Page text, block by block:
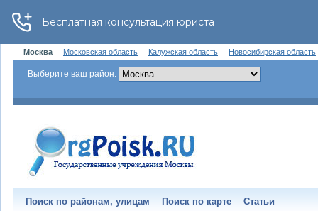
Москва Московская область Калужская область Новосибирская область
Выберите ваш район:
Поиск по районам, улицам Поиск по карте Статьи